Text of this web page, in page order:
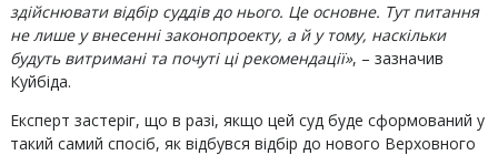
здійснювати відбір суддів до нього. Це основне. Тут питання
не лише у внесенні законопроекту, а й у тому, наскільки
будуть витримані та почуті ці рекомендації», – зазначив
Куйбіда.
Експерт застеріг, що в разі, якщо цей суд буде сформований у
такий самий спосіб, як відбувся відбір до нового Верховного